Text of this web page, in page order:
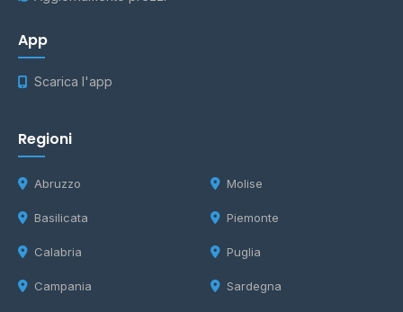
App
Scarica l'app
Regioni
Abruzzo
Basilicata
Calabria
Campania
Molise
Piemonte
Puglia
Sardegna